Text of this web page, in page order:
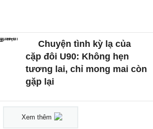
Chuyện tình kỳ lạ của
cặp đôi U90: Không hẹn
tương lai, chỉ mong mai còn
gặp lại
Xem thêm